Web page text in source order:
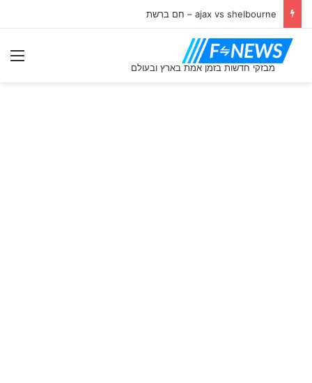
ajax vs shelbourne – חם ברשת